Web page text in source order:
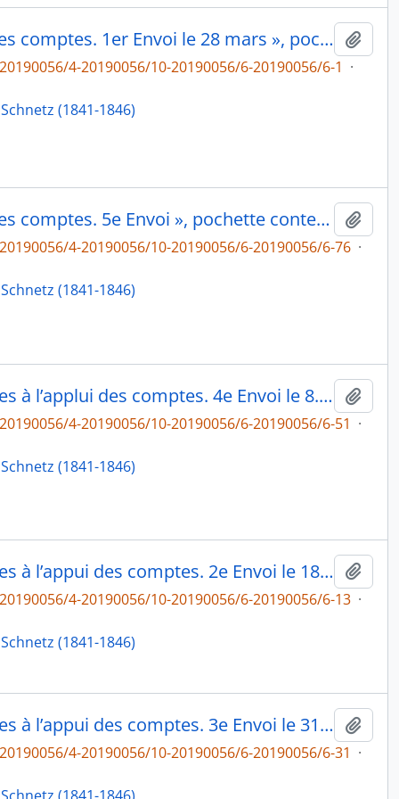
« Année 1842. Pièces à l’appui des comptes. 1er Envoi le 28 mars », pochette contenant les folios de 2 à 30, fol. 1
4-20190056/10-20190056/6-20190056/6-1 ·
(1841-1846)
« Année 1842. Pièces à l’appui des comptes. 5e Envoi », pochette contenant les folios de 232 à 332, fol. 231
4-20190056/10-20190056/6-20190056/6-76 ·
(1841-1846)
« Année 1842. Pièces justificatives à l’applui des comptes. 4e Envoi le 8. 9.bre 1842 », pochette contenant les folios de 157 à 230, fol. 156
4-20190056/10-20190056/6-20190056/6-51 ·
(1841-1846)
« Année 1842. Pièces justificatives à l’appui des comptes. 2e Envoi le 18 Juin », pochette contenant les folios de 32 à 78, fol. 31
4-20190056/10-20190056/6-20190056/6-13 ·
(1841-1846)
« Année 1842. Pièces justificatives à l’appui des comptes. 3e Envoi le 31 août », pochette contenant les folios de 80 à 155bis, fol. 79
4-20190056/10-20190056/6-20190056/6-31 ·